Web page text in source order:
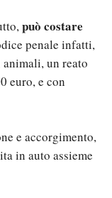
può costare
penale infatti,
un reato
euro, e con
e accorgimento,
in auto assieme